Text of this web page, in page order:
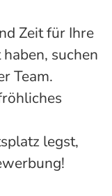
Zeit für Ihre
suchen
Team.
legst,